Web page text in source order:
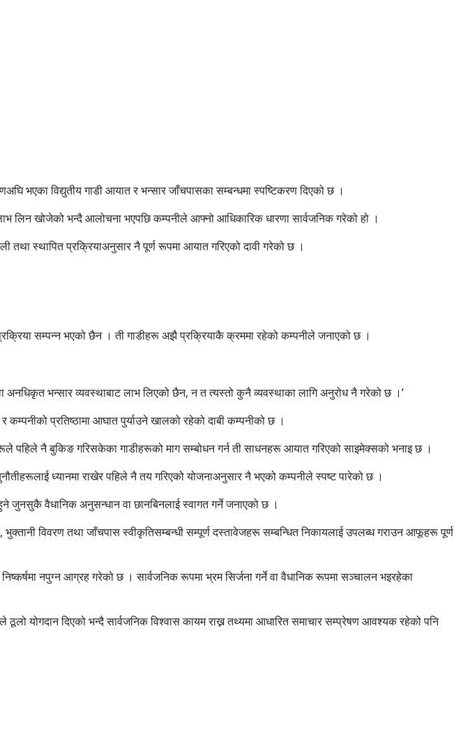
भएका विद्युतीय गाडी आयात र भन्सार जाँचपासका सम्बन्धमा स्पष्टिकरण दिएको छ ।
लिन खोजेको भन्दै आलोचना भएपछि कम्पनीले आफ्नो आधिकारिक धारणा सार्वजनिक गरेको हो ।
तथा स्थापित प्रक्रियाअनुसार नै पूर्ण रूपमा आयात गरिएको दावी गरेको छ ।
सम्पन्न भएको छैन । ती गाडीहरू अझै प्रक्रियाकै क्रममा रहेको कम्पनीले जनाएको छ ।
अनधिकृत भन्सार व्यवस्थाबाट लाभ लिएको छैन, न त त्यस्तो कुनै व्यवस्थाका लागि अनुरोध नै गरेको छ ।’
प्रतिष्ठामा आघात पुर्याउने खालको रहेको दाबी कम्पनीको छ ।
पहिले नै बुकिङ गरिसकेका गाडीहरूको माग सम्बोधन गर्न ती साधनहरू आयात गरिएको साइमेक्सको भनाइ छ ।
ध्यानमा राखेर पहिले नै तय गरिएको योजनाअनुसार नै भएको कम्पनीले स्पष्ट पारेको छ ।
जुनसुकै वैधानिक अनुसन्धान वा छानबिनलाई स्वागत गर्ने जनाएको छ ।
विवरण तथा जाँचपास स्वीकृतिसम्बन्धी सम्पूर्ण दस्तावेजहरू सम्बन्धित निकायलाई उपलब्ध गराउन आफूहरू पूर्ण
नपुग्न आग्रह गरेको छ । सार्वजनिक रूपमा भ्रम सिर्जना गर्ने वा वैधानिक रूपमा सञ्चालन भइरहेका
ठूलो योगदान दिएको भन्दै सार्वजनिक विश्वास कायम राख्न तथ्यमा आधारित समाचार सम्प्रेषण आवश्यक रहेको पनि